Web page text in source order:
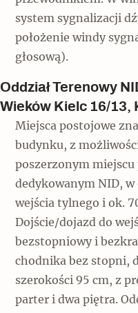
system sygnalizacji
położenie windy
głosową).
Oddział Terenowy
Wieków Kielc 16/13,
Miejsca postojowe
budynku, z
poszerzonym
dedykowanym NID, w
wejścia tylnego i ok.
Dojście/dojazd do
bezstopniowy i
chodnika bez stopni,
szerokości 95 cm, z
parter i dwa piętra.